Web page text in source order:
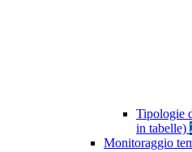
Tipologie
in tabelle)
Monitoraggio